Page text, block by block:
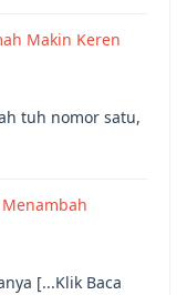
Makin Keren
tuh nomor satu,
[...Klik Baca